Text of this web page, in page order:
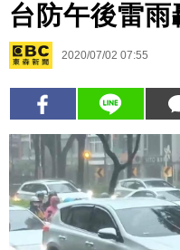
台防午後雷雨
2020/07/02 07:55